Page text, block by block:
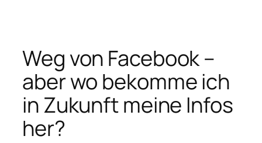
Weg von Facebook –
aber wo bekomme ich
in Zukunft meine Infos
her?